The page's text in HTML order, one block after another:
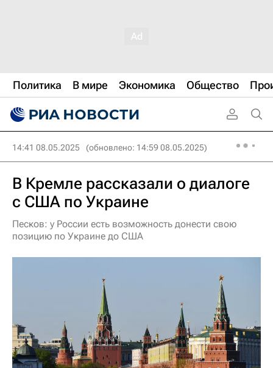
Политика В мире Экономика Общество
14:41 08.05.2025 (обновлено: 14:59 08.05.2025)
В Кремле рассказали о диалоге
с США по Украине
Песков: у России есть возможность донести свою
позицию по Украине до США